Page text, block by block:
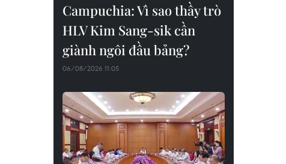
Campuchia: Vì sao thầy trò
HLV Kim Sang-sik cần
giành ngôi đầu bảng?
06/08/2026 11:05